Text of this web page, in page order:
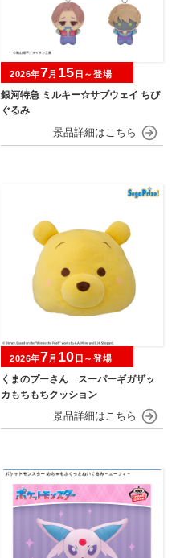
銀河特急 ミルキー☆サブウェイ ちび
ぐるみ
2026年7月 15 日～登場
くまのプーさん スーパーギガザッ
カもちもちクッション
2026年7月 10 日～登場